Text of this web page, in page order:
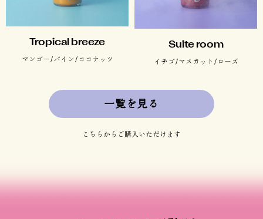
Tropical breeze
マンゴー/パイン/ココナッツ
Suite room
イチゴ/マスカット/ローズ
一覧を見る
こちらからご購入いただけます